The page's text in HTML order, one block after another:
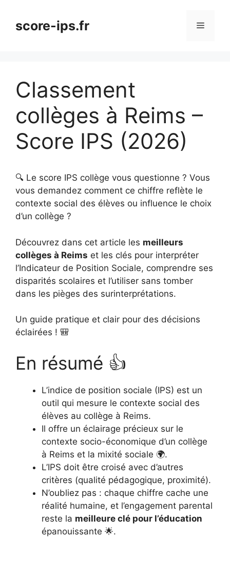
contenuscore-ips.fr Menu
Classement
collèges à Reims –
Score IPS (2026)
🔍 Le score IPS collège vous questionne ? Vous
vous demandez comment ce chiffre reflète le
contexte social des élèves ou influence le choix
d’un collège ?
Découvrez dans cet article les meilleurs
collèges à Reims et les clés pour interpréter
l’Indicateur de Position Sociale, comprendre ses
disparités scolaires et l’utiliser sans tomber
dans les pièges des surinterprétations.
Un guide pratique et clair pour des décisions
éclairées ! 🎒
En résumé 👍
L’indice de position sociale (IPS) est un
outil qui mesure le contexte social des
élèves au collège à Reims.
Il offre un éclairage précieux sur le
contexte socio-économique d’un collège
à Reims et la mixité sociale 🌍.
L’IPS doit être croisé avec d’autres
critères (qualité pédagogique, proximité).
N’oubliez pas : chaque chiffre cache une
réalité humaine, et l’engagement parental
reste la meilleure clé pour l’éducation
épanouissante 🌟.